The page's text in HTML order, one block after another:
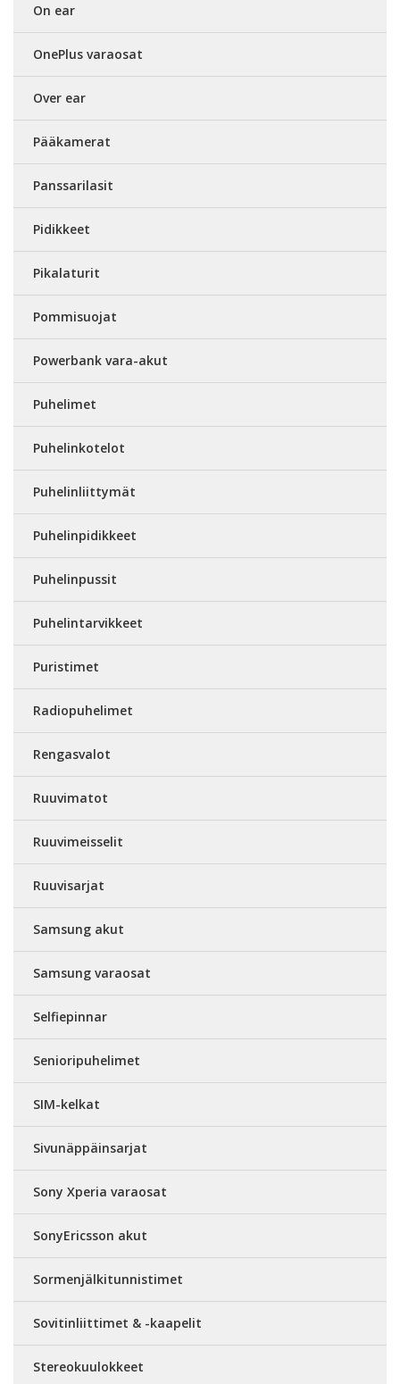
On ear
OnePlus varaosat
Over ear
Pääkamerat
Panssarilasit
Pidikkeet
Pikalaturit
Pommisuojat
Powerbank vara-akut
Puhelimet
Puhelinkotelot
Puhelinliittymät
Puhelinpidikkeet
Puhelinpussit
Puhelintarvikkeet
Puristimet
Radiopuhelimet
Rengasvalot
Ruuvimatot
Ruuvimeisselit
Ruuvisarjat
Samsung akut
Samsung varaosat
Selfiepinnar
Senioripuhelimet
SIM-kelkat
Sivunäppäinsarjat
Sony Xperia varaosat
SonyEricsson akut
Sormenjälkitunnistimet
Sovitinliittimet & -kaapelit
Stereokuulokkeet